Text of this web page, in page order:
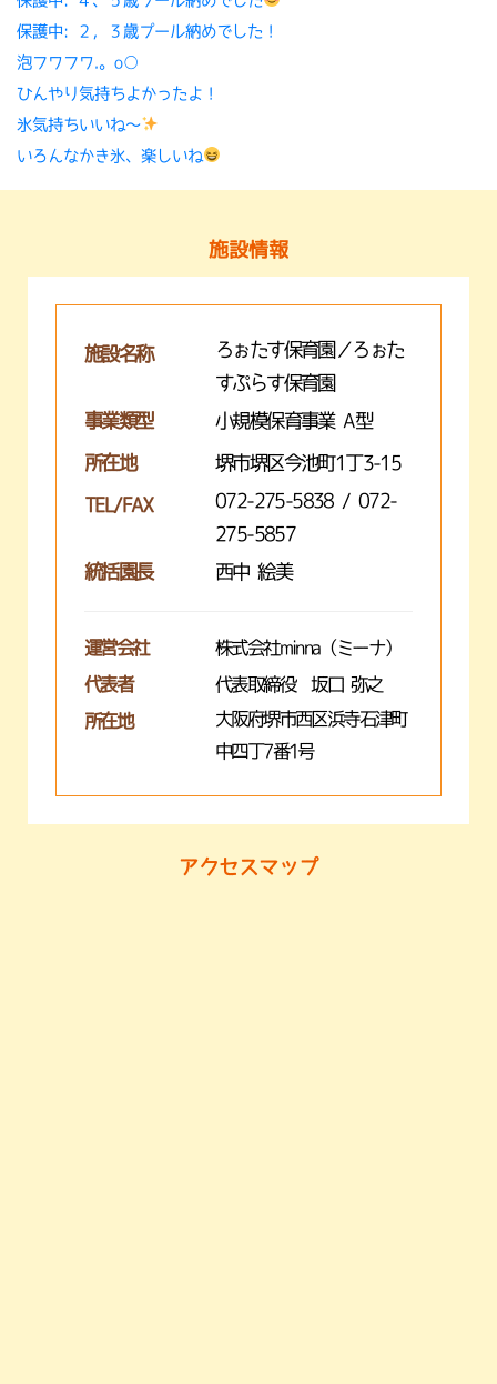
保護中: ２，３歳プール納めでした！
泡フワフワ.。o○
ひんやり気持ちよかったよ！
氷気持ちいいね〜
いろんなかき氷、楽しいね
施設情報
施設名称
ろぉたす保育園／ろぉた
すぷらす保育園
事業類型
小規模保育事業 A型
所在地 堺市堺区今池町1丁3-15
TEL/FAX
072-275-5838 / 072-
275-5857
統括園長
西中 絵美
運営会社 株式会社minna（ミーナ）
代表者 代表取締役 坂口 弥之
所在地
大阪府堺市西区浜寺石津町
中四丁7番1号
アクセスマップ